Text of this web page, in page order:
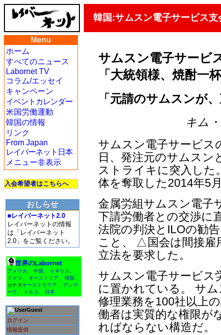
韓国:サムスン電子サービス
Menu
ホーム
すべてのニュース
Labornet TV
コラム/エッセイ
キャンペーン
イベントカレンダー
米国労働運動
韓国の情報
リンク
From Japan
レイバーネット日本
メニュー非表示
入会希望者はこちらへ
おしらせ
■レイバーネット2.0
レイバーネットの情報
は「レイバーネット
2.0」をご覧ください。
世界のLabornet
アメリカ 中国 イギリス
ドイツ
オーストリア 韓国
カナダオーストラリア
デンマ
ーク
トルコ 日本
Guest
ログイン
情報提供
サムスン電子サービ
「大統領様、焼酎一
「元請のサムスンが
キム
サムスン電子サービス
日、発注元のサムスン
ストライキに突入した
体を奪取した2014年5
金属労組サムスン電
下請労働者との交渉に
法院の判決とILOの勧
こと、 △国会は間接雇
立法を要求した。
サムスン電子サービス
に置かれている。 サ
修理業務を100社以上
働者は実質的な権限が
ればならない構造だ。